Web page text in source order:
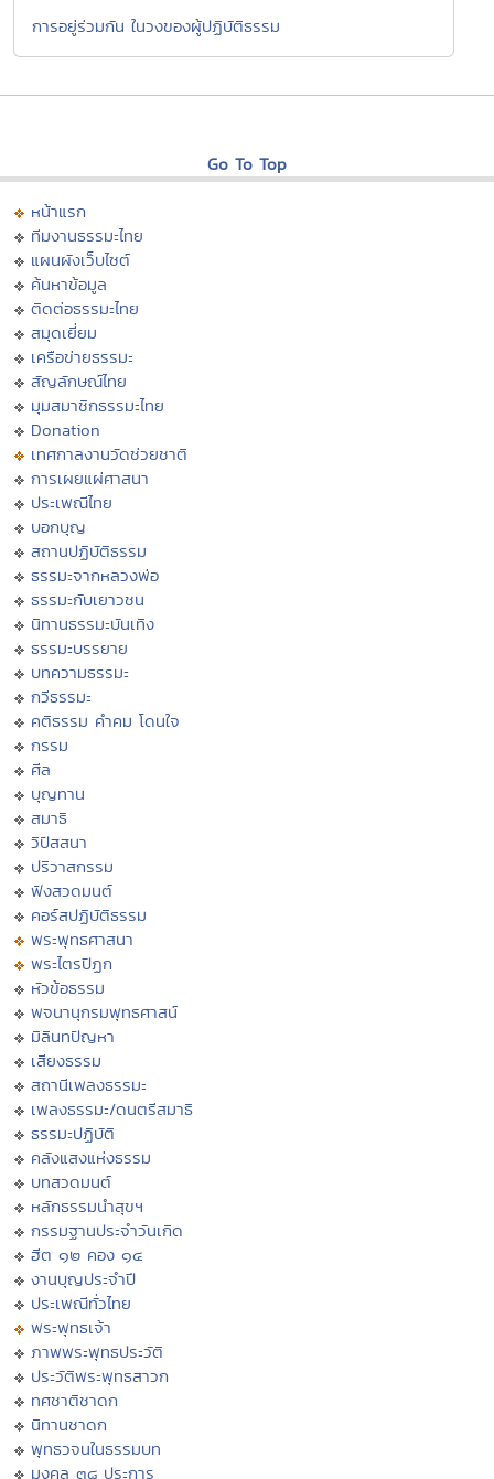
การอยู่ร่วมกัน ในวงของผู้ปฏิบัติธรรม
Go To Top
หน้าแรก
ทีมงานธรรมะไทย
แผนผังเว็บไซต์
ค้นหาข้อมูล
ติดต่อธรรมะไทย
สมุดเยี่ยม
เครือข่ายธรรมะ
สัญลักษณ์ไทย
มุมสมาชิกธรรมะไทย
Donation
เทศกาลงานวัดช่วยชาติ
การเผยแผ่ศาสนา
ประเพณีไทย
บอกบุญ
สถานปฏิบัติธรรม
ธรรมะจากหลวงพ่อ
ธรรมะกับเยาวชน
นิทานธรรมะบันเทิง
ธรรมะบรรยาย
บทความธรรมะ
กวีธรรมะ
คติธรรม คำคม โดนใจ
กรรม
ศีล
บุญทาน
สมาธิ
วิปัสสนา
ปริวาสกรรม
ฟังสวดมนต์
คอร์สปฏิบัติธรรม
พระพุทธศาสนา
พระไตรปิฏก
หัวข้อธรรม
พจนานุกรมพุทธศาสน์
มิลินทปัญหา
เสียงธรรม
สถานีเพลงธรรมะ
เพลงธรรมะ/ดนตรีสมาธิ
ธรรมะปฏิบัติ
คลังแสงแห่งธรรม
บทสวดมนต์
หลักธรรมนำสุขฯ
กรรมฐานประจำวันเกิด
ฮีต ๑๒ คอง ๑๔
งานบุญประจำปี
ประเพณีทั่วไทย
พระพุทธเจ้า
ภาพพระพุทธประวัติ
ประวัติพระพุทธสาวก
ทศชาติชาดก
นิทานชาดก
พุทธวจนในธรรมบท
มงคล ๓๘ ประการ